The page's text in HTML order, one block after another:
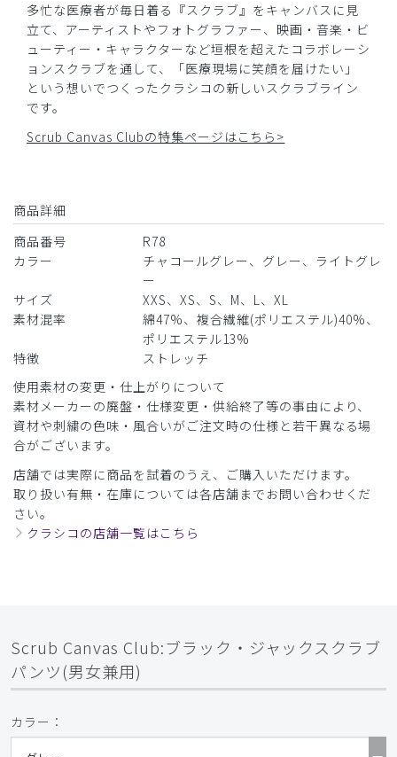
多忙な医療者が毎日着る『スクラブ』をキャンバスに見
立て、アーティストやフォトグラファー、映画・音楽・ビ
ューティー・キャラクターなど垣根を超えたコラボレーシ
ョンスクラブを通して、「医療現場に笑顔を届けたい」
という想いでつくったクラシコの新しいスクラブライン
です。
Scrub Canvas Clubの特集ページはこちら>
商品詳細
商品番号
R78
カラー
チャコールグレー、グレー、ライトグレ
ー
サイズ
XXS、XS、S、M、L、XL
素材混率
綿47%、複合繊維(ポリエステル)40%、
ポリエステル13%
特徴
ストレッチ
使用素材の変更・仕上がりについて
素材メーカーの廃盤・仕様変更・供給終了等の事由により、
資材や刺繍の色味・風合いがご注文時の仕様と若干異なる場
合がございます。
店舗では実際に商品を試着のうえ、ご購入いただけます。
取り扱い有無・在庫については各店舗までお問い合わせくだ
さい。
クラシコの店舗一覧はこちら
Scrub Canvas Club:ブラック・ジャックスクラブ
パンツ(男女兼用)
カラー：